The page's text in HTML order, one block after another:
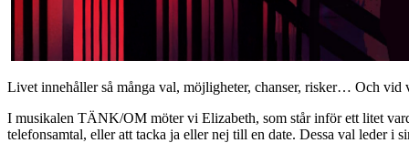
Livet innehåller så många val, möjligheter, chanser, risker… Och vid
I musikalen TÄNK/OM möter vi Elizabeth, som står inför ett litet
telefonsamtal, eller att tacka ja eller nej till en date. Dessa val leder